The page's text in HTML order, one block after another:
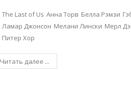
The Last of Us Анна Торв Белла Рэмзи
Ламар Джонсон Мелани Лински Мерл
Питер Хор
Читать далее ...